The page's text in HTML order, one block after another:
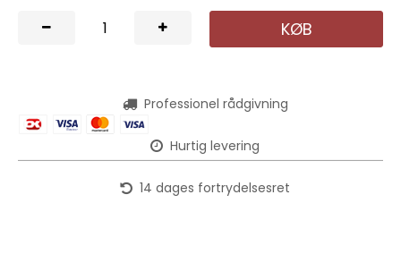
KØB
Professionel rådgivning
Hurtig levering
14 dages fortrydelsesret